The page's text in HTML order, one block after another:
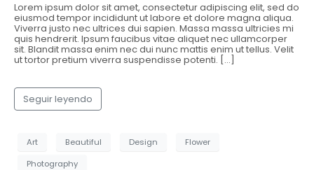
Lorem ipsum dolor sit amet, consectetur adipiscing elit, sed do
eiusmod tempor incididunt ut labore et dolore magna aliqua.
Viverra justo nec ultrices dui sapien. Massa massa ultricies mi
quis hendrerit. Ipsum faucibus vitae aliquet nec ullamcorper
sit. Blandit massa enim nec dui nunc mattis enim ut tellus. Velit
ut tortor pretium viverra suspendisse potenti. […]
Seguir leyendo
Art Beautiful Design
Flower
Photography